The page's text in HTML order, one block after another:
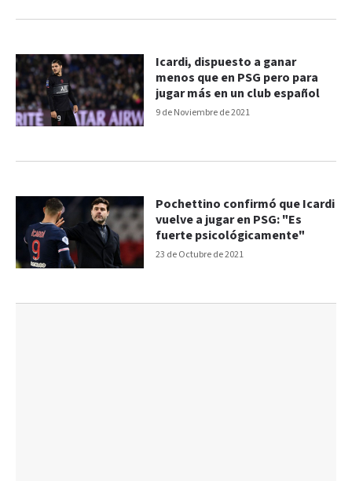
9 de Noviembre de 2021
Icardi, dispuesto a ganar
menos que en PSG pero para
jugar más en un club español
23 de Octubre de 2021
Pochettino confirmó que Icardi
vuelve a jugar en PSG: "Es
fuerte psicológicamente"